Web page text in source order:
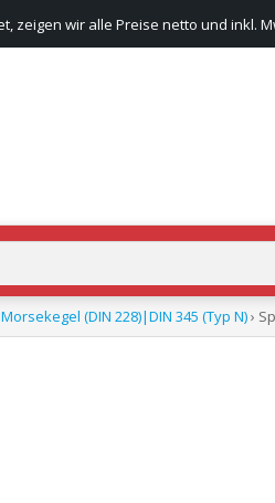
zeigen wir alle Preise netto und inkl.
(DIN 228)|DIN 345 (Typ N)›